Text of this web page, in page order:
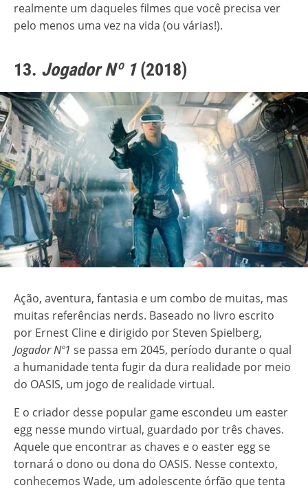
realmente um daqueles filmes que você precisa ver
pelo menos uma vez na vida (ou várias!).
13. Jogador Nº 1(2018)
Ação, aventura, fantasia e um combo de muitas, mas
muitas referências nerds. Baseado no livro escrito
por Ernest Cline e dirigido por Steven Spielberg,
Jogador Nº1 se passa em 2045, período durante o qual
a humanidade tenta fugir da dura realidade por meio
do OASIS, um jogo de realidade virtual.
E o criador desse popular game escondeu um easter
egg nesse mundo virtual, guardado por três chaves.
Aquele que encontrar as chaves e o easter egg se
tornará o dono ou dona do OASIS. Nesse contexto,
conhecemos Wade, um adolescente órfão que tenta